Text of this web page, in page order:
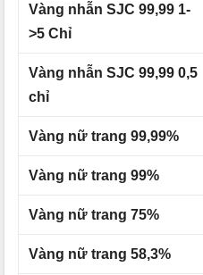
Vàng nhẫn SJC 99,99 1-
>5 Chỉ
Vàng nhẫn SJC 99,99 0,5
chỉ
Vàng nữ trang 99,99%
Vàng nữ trang 99%
Vàng nữ trang 75%
Vàng nữ trang 58,3%